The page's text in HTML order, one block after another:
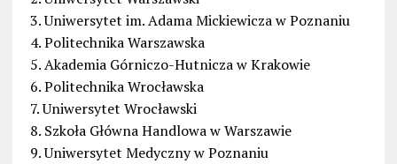
3. Uniwersytet im. Adama Mickiewicza w Poznaniu
4. Politechnika Warszawska
5. Akademia Górniczo-Hutnicza w Krakowie
6. Politechnika Wrocławska
7. Uniwersytet Wrocławski
8. Szkoła Główna Handlowa w Warszawie
9. Uniwersytet Medyczny w Poznaniu